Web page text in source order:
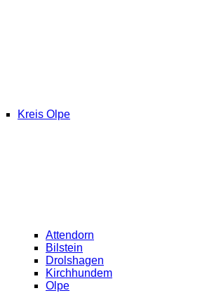
Kreis Olpe
Attendorn
Bilstein
Drolshagen
Kirchhundem
Olpe